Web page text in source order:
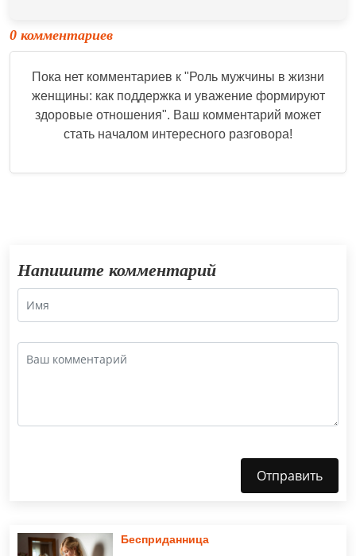
0 комментариев
Пока нет комментариев к "Роль мужчины в жизни
женщины: как поддержка и уважение формируют
здоровые отношения". Ваш комментарий может
стать началом интересного разговора!
Напишите комментарий
Отправить
Бесприданница